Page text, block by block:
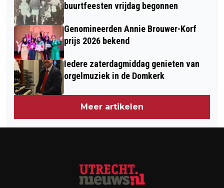
buurtfeesten vrijdag begonnen
Genomineerden Annie Brouwer-Korf
prijs 2026 bekend
Iedere zaterdagmiddag genieten van
orgelmuziek in de Domkerk
Meer artikelen